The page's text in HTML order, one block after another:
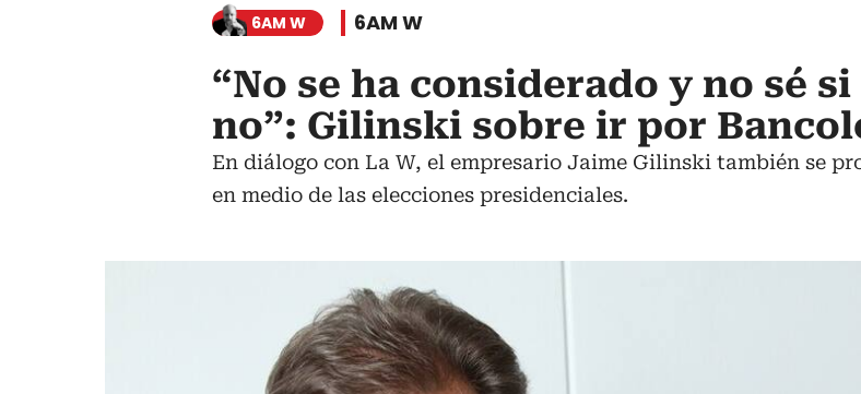
6AM W 6AM W
“No se ha considerado y no sé
no”: Gilinski sobre ir por
En diálogo con La W, el empresario Jaime Gilinski también se
en medio de las elecciones presidenciales.